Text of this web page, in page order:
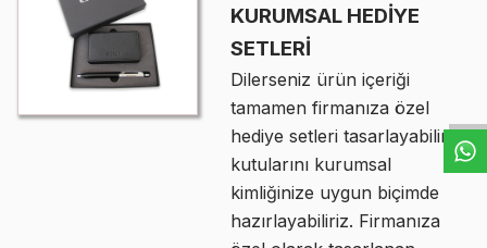
KURUMSAL HEDİYE
SETLERİ
Dilerseniz ürün içeriği
tamamen firmanıza özel
hediye setleri tasarlayabilir,
kutularını kurumsal
kimliğinize uygun biçimde
hazırlayabiliriz. Firmanıza